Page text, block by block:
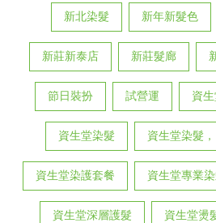
新北染髮 新年新髮色
新莊新泰店 新莊髮廊
節日裝扮 試營運 資
資生堂染髮 資生堂染髮，
資生堂染護套餐 資生堂專業
資生堂深層護髮 資生堂燙